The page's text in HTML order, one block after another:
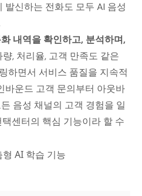
발신하는 전화도 모두 AI 음성
내역을 확인하고, 분석하며,
, 처리율, 고객 만족도 같은
하면서 서비스 품질을 지속적
바운드 고객 문의부터 아웃바
음성 채널의 고객 경험을 일
센터의 핵심 기능이라 할 수
AI 학습 기능